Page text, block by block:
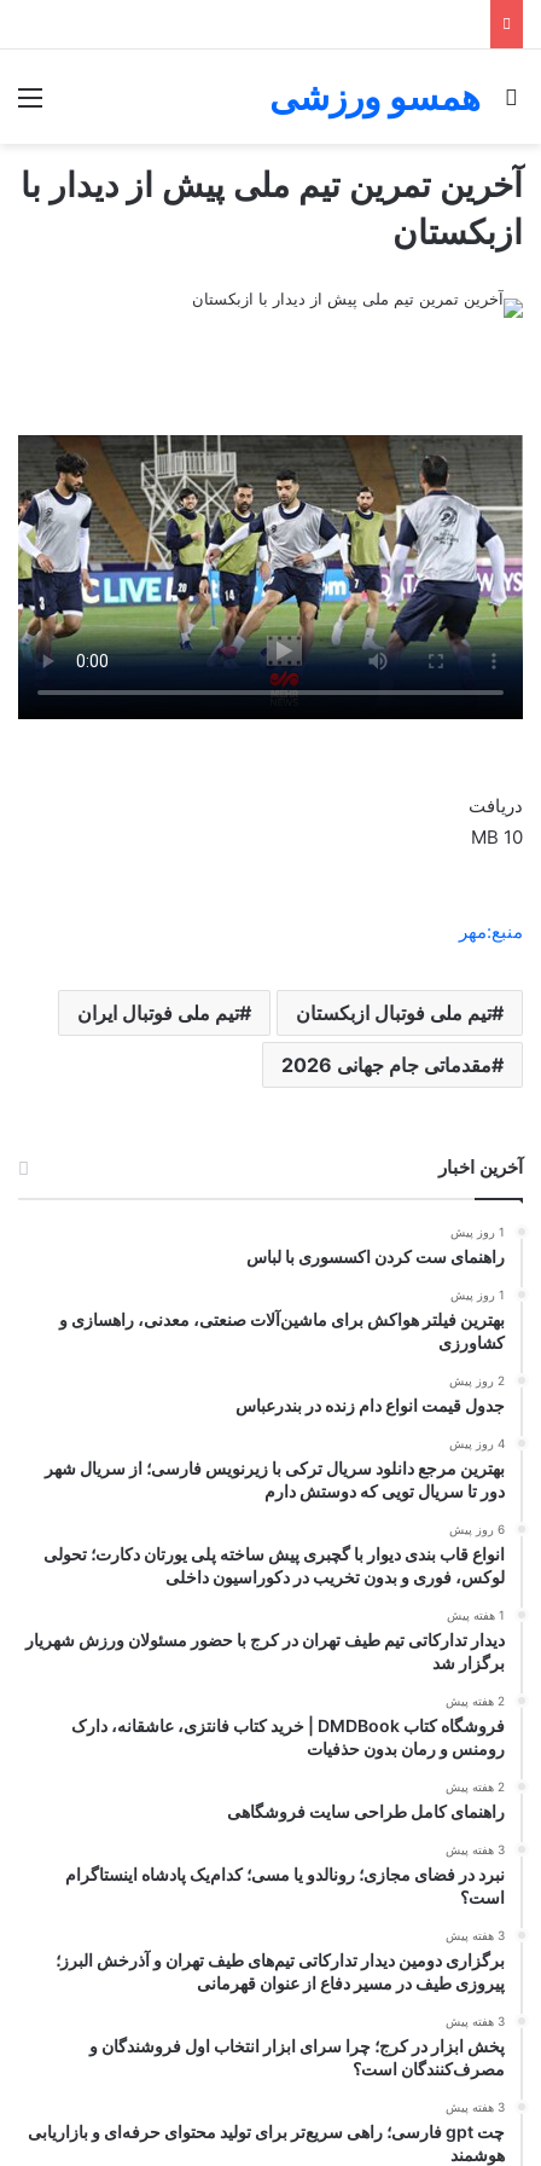
همسو ورزشی
جستجو برای
آخرین تمرین تیم ملی پیش از دیدار با
ازبکستان
دریافت
10 MB
منبع:مهر
تیم ملی فوتبال ازبکستان تیم ملی فوتبال ایران
مقدماتی جام جهانی 2026
آخرین اخبار
1 روز پیش
راهنمای ست کردن اکسسوری با لباس
1 روز پیش
بهترین فیلتر هواکش برای ماشین‌آلات صنعتی، معدنی، راهسازی و
کشاورزی
2 روز پیش
جدول قیمت انواع دام زنده در بندرعباس
4 روز پیش
بهترین مرجع دانلود سریال ترکی با زیرنویس فارسی؛ از سریال شهر
دور تا سریال تویی که دوستش دارم
6 روز پیش
انواع قاب بندی دیوار با گچبری پیش ساخته پلی یورتان دکارت؛ تحولی
لوکس، فوری و بدون تخریب در دکوراسیون داخلی
1 هفته پیش
دیدار تدارکاتی تیم طیف تهران در کرج با حضور مسئولان ورزش شهریار
برگزار شد
2 هفته پیش
فروشگاه کتاب DMDBook | خرید کتاب فانتزی، عاشقانه، دارک
رومنس و رمان بدون حذفیات
2 هفته پیش
راهنمای کامل طراحی سایت فروشگاهی
3 هفته پیش
نبرد در فضای مجازی؛ رونالدو یا مسی؛ کدام‌یک پادشاه اینستاگرام
است؟
3 هفته پیش
برگزاری دومین دیدار تدارکاتی تیم‌های طیف تهران و آذرخش البرز؛
پیروزی طیف در مسیر دفاع از عنوان قهرمانی
3 هفته پیش
پخش ابزار در کرج؛ چرا سرای ابزار انتخاب اول فروشندگان و
مصرف‌کنندگان است؟
3 هفته پیش
چت gpt فارسی؛ راهی سریع‌تر برای تولید محتوای حرفه‌ای و بازاریابی
هوشمند